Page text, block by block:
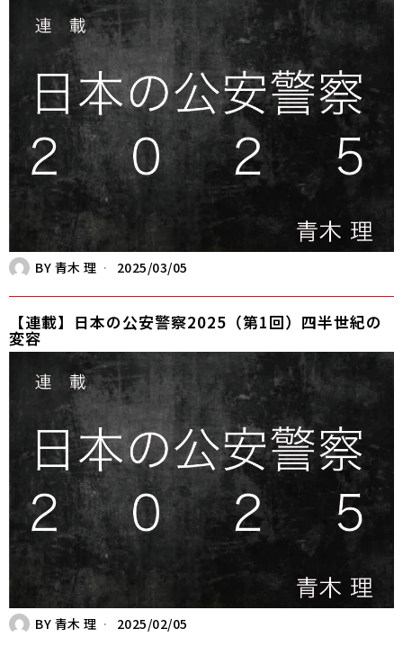
BY 青木 理 2025/03/05
【連載】日本の公安警察2025（第1回）四半世紀の
変容
BY 青木 理 2025/02/05